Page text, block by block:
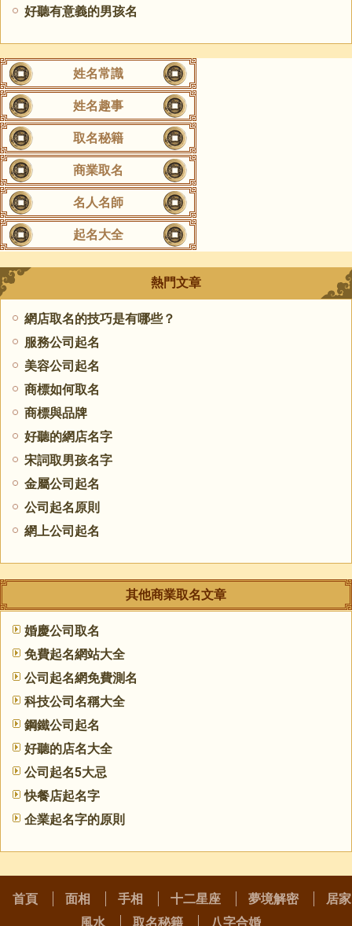
好聽有意義的男孩名
姓名常識
姓名趣事
取名秘籍
商業取名
名人名師
起名大全
熱門文章
網店取名的技巧是有哪些？
服務公司起名
美容公司起名
商標如何取名
商標與品牌
好聽的網店名字
宋詞取男孩名字
金屬公司起名
公司起名原則
網上公司起名
其他商業取名文章
婚慶公司取名
免費起名網站大全
公司起名網免費測名
科技公司名稱大全
鋼鐵公司起名
好聽的店名大全
公司起名5大忌
快餐店起名字
企業起名字的原則
首頁 面相 手相 十二星座 夢境解密
居家
風水
取名秘籍 八字合婚